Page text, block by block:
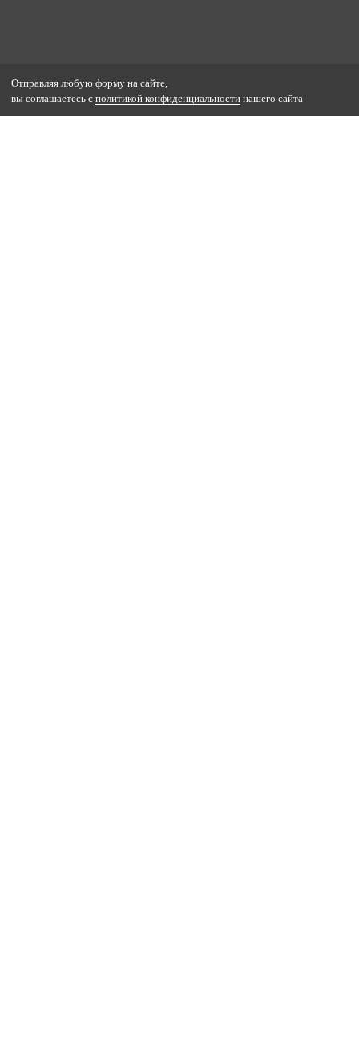
Отправляя любую форму на сайте,
вы соглашаетесь с политикой конфиденциальности нашего сайта